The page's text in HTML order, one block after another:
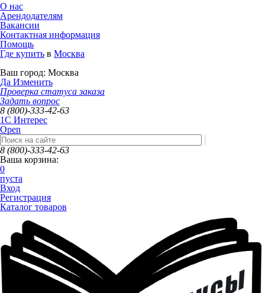
О нас
Арендодателям
Вакансии
Контактная информация
Помощь
Где купить в Москва
Ваш город: Москва
Да Изменить
Проверка статуса заказа
Задать вопрос
8 (800)-333-42-63
1C Интерес
Open
8 (800)-333-42-63
Ваша корзина:
0
пуста
Вход
Регистрация
Каталог товаров